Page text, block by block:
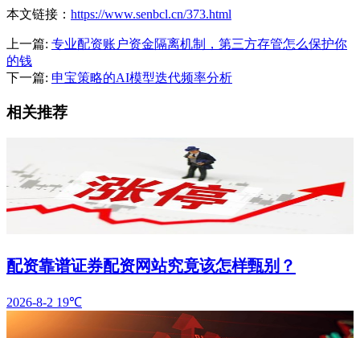
本文链接： https://www.senbcl.cn/373.html
上一篇: 专业配资账户资金隔离机制，第三方存管怎么保护你
的钱
下一篇: 申宝策略的AI模型迭代频率分析
相关推荐
配资靠谱证券配资网站究竟该怎样甄别？
2026-8-2 19℃